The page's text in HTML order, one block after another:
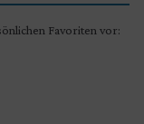
Favoriten vor: